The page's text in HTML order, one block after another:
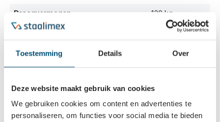
Toestemming Details Over
Deze website maakt gebruik van cookies
We gebruiken cookies om content en advertenties te
personaliseren, om functies voor social media te bieden
Draagvermogen 120 kg
Beschrijving
gemonteerd in volledig roestvaststalen behuizingen. De
Eigenschappen